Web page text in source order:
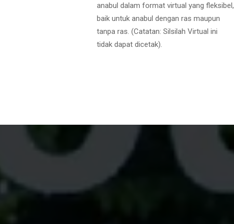
anabul dalam format virtual yang fleksibel,
baik untuk anabul dengan ras maupun
tanpa ras. (Catatan: Silsilah Virtual ini
tidak dapat dicetak).